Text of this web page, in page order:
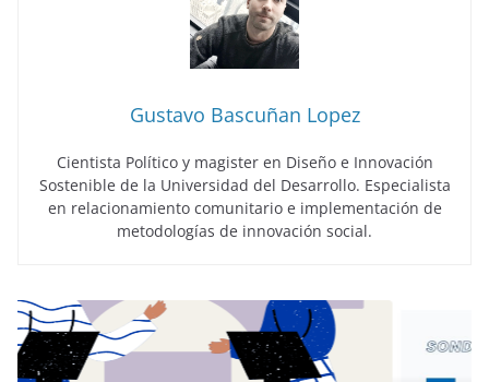
Gustavo Bascuñan Lopez
Cientista Político y magister en Diseño e Innovación
Sostenible de la Universidad del Desarrollo. Especialista
en relacionamiento comunitario e implementación de
metodologías de innovación social.